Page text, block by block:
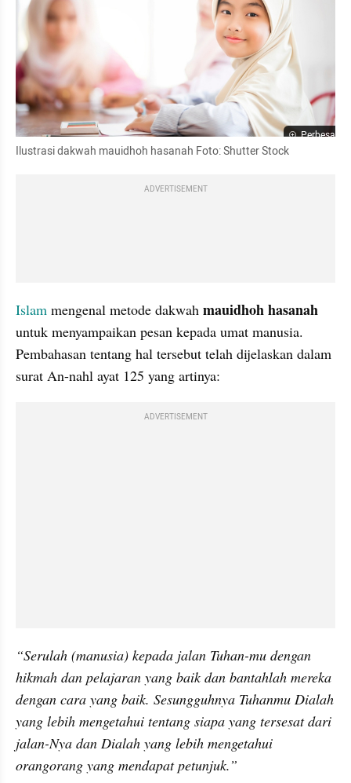
Perbesar
Ilustrasi dakwah mauidhoh hasanah Foto: Shutter Stock
ADVERTISEMENT
Islam mengenal metode dakwah mauidhoh hasanah
untuk menyampaikan pesan kepada umat manusia.
Pembahasan tentang hal tersebut telah dijelaskan dalam
surat An-nahl ayat 125 yang artinya:
ADVERTISEMENT
“Serulah (manusia) kepada jalan Tuhan-mu dengan
hikmah dan pelajaran yang baik dan bantahlah mereka
dengan cara yang baik. Sesungguhnya Tuhanmu Dialah
yang lebih mengetahui tentang siapa yang tersesat dari
jalan-Nya dan Dialah yang lebih mengetahui
orangorang yang mendapat petunjuk.”